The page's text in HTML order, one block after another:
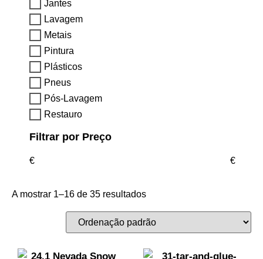
Jantes
Lavagem
Metais
Pintura
Plásticos
Pneus
Pós-Lavagem
Restauro
Filtrar por Preço
€ €
A mostrar 1–16 de 35 resultados